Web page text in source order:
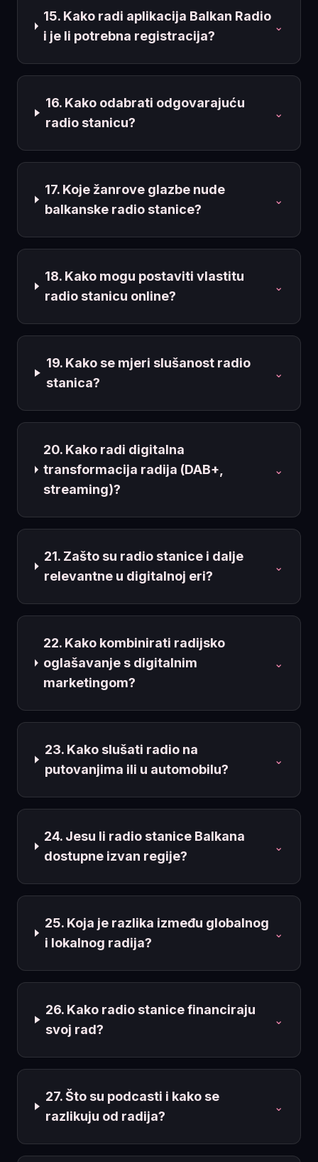
15. Kako radi aplikacija Balkan Radio
i je li potrebna registracija?
⌄
16. Kako odabrati odgovarajuću
radio stanicu?
⌄
17. Koje žanrove glazbe nude
balkanske radio stanice?
⌄
18. Kako mogu postaviti vlastitu
radio stanicu online?
⌄
19. Kako se mjeri slušanost radio
stanica?
⌄
20. Kako radi digitalna
transformacija radija (DAB+,
streaming)?
⌄
21. Zašto su radio stanice i dalje
relevantne u digitalnoj eri?
⌄
22. Kako kombinirati radijsko
oglašavanje s digitalnim
marketingom?
⌄
23. Kako slušati radio na
putovanjima ili u automobilu?
⌄
24. Jesu li radio stanice Balkana
dostupne izvan regije?
⌄
25. Koja je razlika između globalnog
i lokalnog radija?
⌄
26. Kako radio stanice financiraju
svoj rad?
⌄
27. Što su podcasti i kako se
razlikuju od radija?
⌄